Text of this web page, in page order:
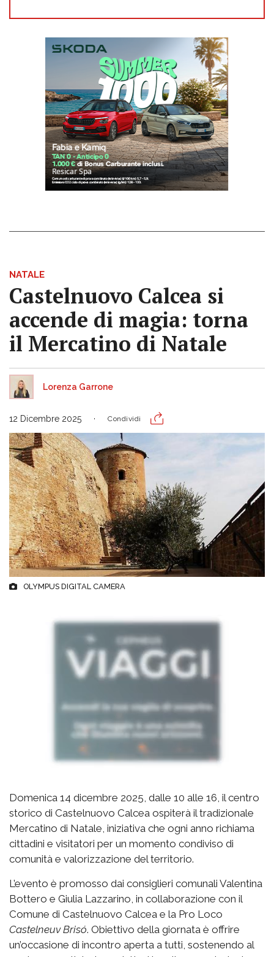
NATALE
Castelnuovo Calcea si
accende di magia: torna
il Mercatino di Natale
Lorenza Garrone
12 Dicembre 2025 Condividi
OLYMPUS DIGITAL CAMERA
Domenica 14 dicembre 2025, dalle 10 alle 16, il centro
storico di Castelnuovo Calcea ospiterà il tradizionale
Mercatino di Natale, iniziativa che ogni anno richiama
cittadini e visitatori per un momento condiviso di
comunità e valorizzazione del territorio.
L’evento è promosso dai consiglieri comunali Valentina
Bottero e Giulia Lazzarino, in collaborazione con il
Comune di Castelnuovo Calcea e la Pro Loco
Castelneuv Brisó. Obiettivo della giornata è offrire
un’occasione di incontro aperta a tutti, sostenendo al